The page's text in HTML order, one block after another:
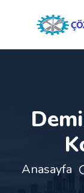
Anasayfa